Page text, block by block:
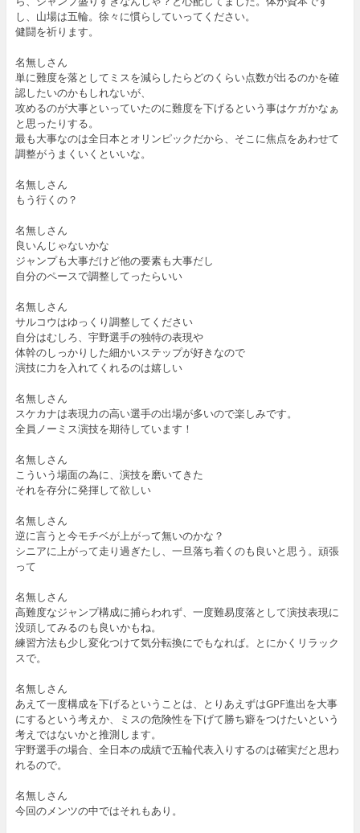
し、山場は五輪。徐々に慣らしていってください。
健闘を祈ります。
名無しさん
単に難度を落としてミスを減らしたらどのくらい点数が出るのかを確
認したいのかもしれないが、
攻めるのが大事といっていたのに難度を下げるという事はケガかなぁ
と思ったりする。
最も大事なのは全日本とオリンピックだから、そこに焦点をあわせて
調整がうまくいくといいな。
名無しさん
もう行くの？
名無しさん
良いんじゃないかな
ジャンプも大事だけど他の要素も大事だし
自分のペースで調整してったらいい
名無しさん
サルコウはゆっくり調整してください
自分はむしろ、宇野選手の独特の表現や
体幹のしっかりした細かいステップが好きなので
演技に力を入れてくれるのは嬉しい
名無しさん
スケカナは表現力の高い選手の出場が多いので楽しみです。
全員ノーミス演技を期待しています！
名無しさん
こういう場面の為に、演技を磨いてきた
それを存分に発揮して欲しい
名無しさん
逆に言うと今モチベが上がって無いのかな？
シニアに上がって走り過ぎたし、一旦落ち着くのも良いと思う。頑張
って
名無しさん
高難度なジャンプ構成に捕らわれず、一度難易度落として演技表現に
没頭してみるのも良いかもね。
練習方法も少し変化つけて気分転換にでもなれば。とにかくリラック
スで。
名無しさん
あえて一度構成を下げるということは、とりあえずはGPF進出を大事
にするという考えか、ミスの危険性を下げて勝ち癖をつけたいという
考えではないかと推測します。
宇野選手の場合、全日本の成績で五輪代表入りするのは確実だと思わ
れるので。
名無しさん
今回のメンツの中ではそれもあり。